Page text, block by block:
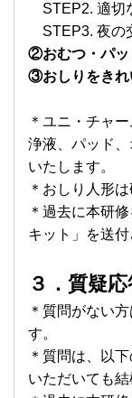
STEP2. 適切
STEP3. 夜の
②おむつ・パッ
③おしりをきれ
＊ユニ・チャ
浄液、パッド
いたします。
＊おしり人形
＊過去に本研
キット」を送付
３．質疑
＊質問がない
す。
＊質問は、以
いただいても結